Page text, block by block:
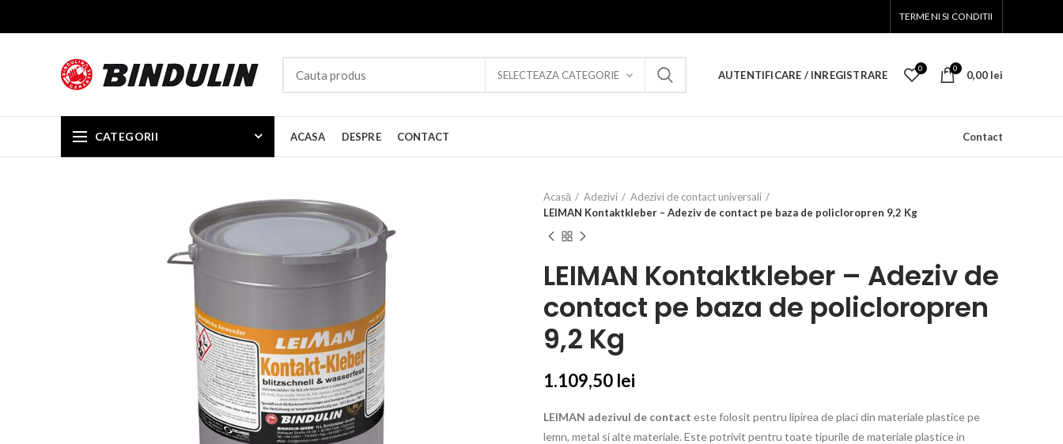
TERMENI SI CONDITII
SELECTEAZA CATEGORIE AUTENTIFICARE / INREGISTRARE
0 0
0,00 lei
CATEGORII ACASA DESPRE CONTACT Contact
Acasă Adezivi
Adezivi de contact universali
LEIMAN Kontaktkleber – Adeziv de contact pe baza de policloropren 9,2 Kg
LEIMAN Kontaktkleber – Adeziv de
contact pe baza de policloropren
9,2 Kg
1.109,50 lei
LEIMAN adezivul de contact este folosit pentru lipirea de placi din materiale plastice pe
lemn, metal si alte materiale. Este potrivit pentru toate tipurile de materiale plastice in